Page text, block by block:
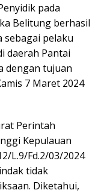
pada
Belitung berhasil
sebagai pelaku
daerah Pantai
dengan tujuan
7 Maret 2024
Perintah
Kepulauan
L.9/Fd.2/03/2024
tidak
Diketahui,